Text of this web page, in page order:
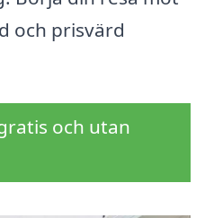
och prisvärd
och utan